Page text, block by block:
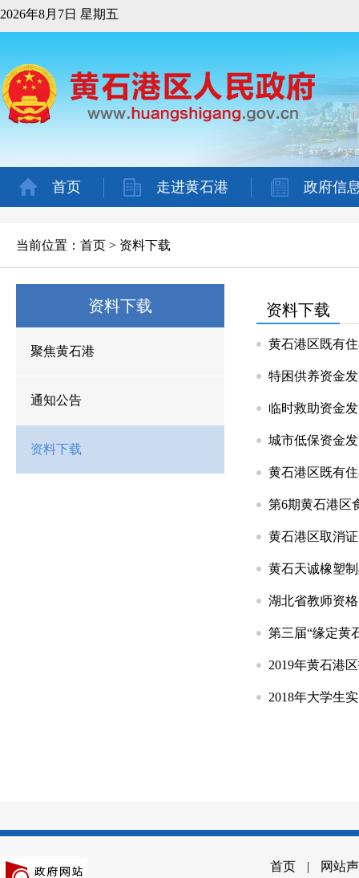
2026年8月7日 星期五
首页 走进黄石港 政府信
当前位置： 首页 > 资料下载
资料下载
聚焦黄石港
通知公告
资料下载
资料下载
黄石港区既有
特困供养资金
临时救助资金
城市低保资金
黄石港区既有
第6期黄石港区
黄石港区取消
黄石天诚橡塑
湖北省教师资
第三届“缘定黄
2019年黄石港
2018年大学生
首页 | 网站